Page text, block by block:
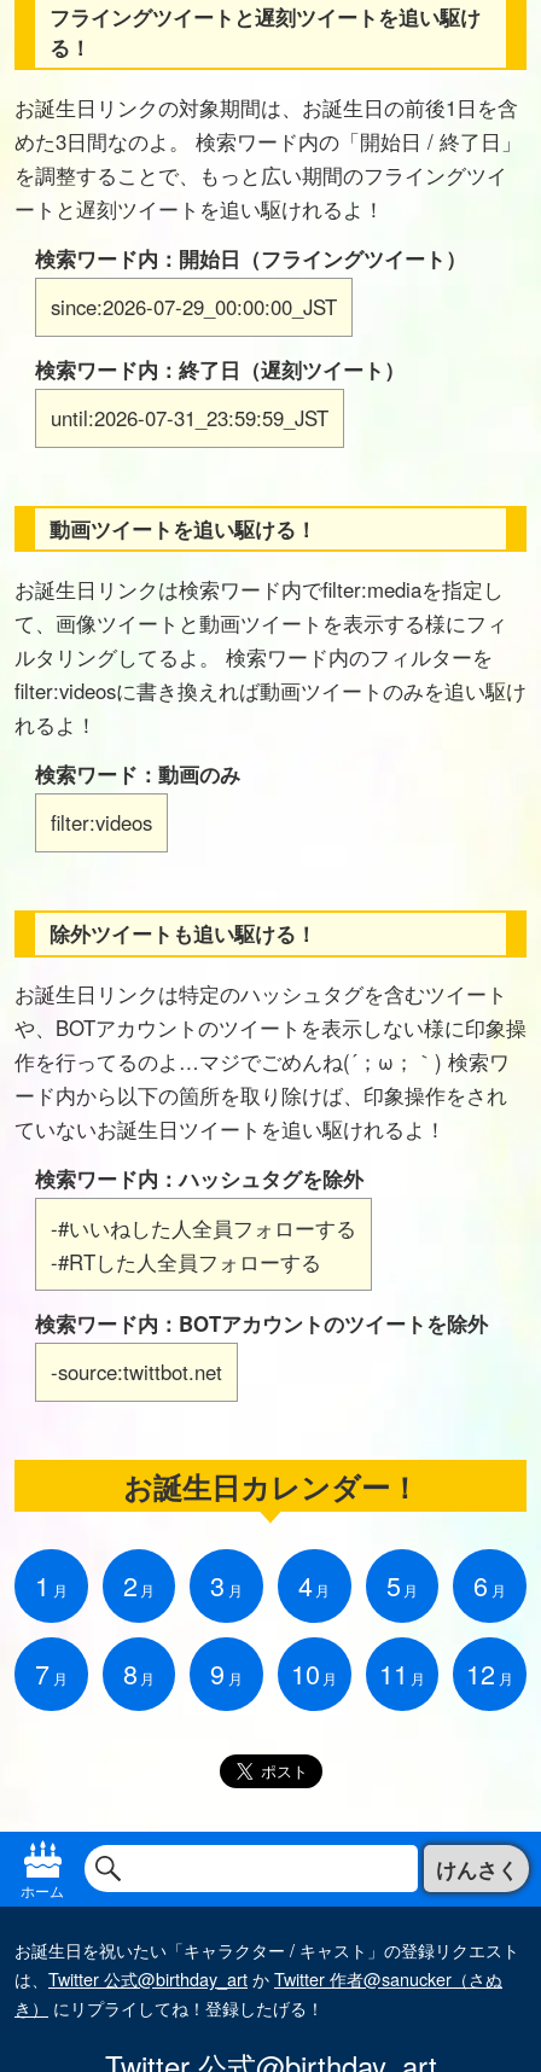
フライングツイートと遅刻ツイートを追い駆け
る！
お誕生日リンクの対象期間は、お誕生日の前後1日を含
めた3日間なのよ。 検索ワード内の「開始日 / 終了日」
を調整することで、もっと広い期間のフライングツイ
ートと遅刻ツイートを追い駆けれるよ！
検索ワード内：開始日（フライングツイート）
since:2026-07-29_00:00:00_JST
検索ワード内：終了日（遅刻ツイート）
until:2026-07-31_23:59:59_JST
動画ツイートを追い駆ける！
お誕生日リンクは検索ワード内でfilter:mediaを指定し
て、画像ツイートと動画ツイートを表示する様にフィ
ルタリングしてるよ。 検索ワード内のフィルターを
filter:videosに書き換えれば動画ツイートのみを追い駆け
れるよ！
検索ワード：動画のみ
filter:videos
除外ツイートも追い駆ける！
お誕生日リンクは特定のハッシュタグを含むツイート
や、BOTアカウントのツイートを表示しない様に印象操
作を行ってるのよ…マジでごめんね(´；ω；｀) 検索ワ
ード内から以下の箇所を取り除けば、印象操作をされ
ていないお誕生日ツイートを追い駆けれるよ！
検索ワード内：ハッシュタグを除外
-#いいねした人全員フォローする
-#RTした人全員フォローする
検索ワード内：BOTアカウントのツイートを除外
-source:twittbot.net
お誕生日カレンダー！
1 月 2 月 3 月 4 月 5 月 6 月
7 月 8 月 9 月 10 月 11 月 12 月
ホーム
けんさく
お誕生日を祝いたい「キャラクター / キャスト」の登録リクエスト
は、 Twitter 公式@birthday_artかTwitter 作者@sanucker（さぬ
き）
にリプライしてね！登録したげる！